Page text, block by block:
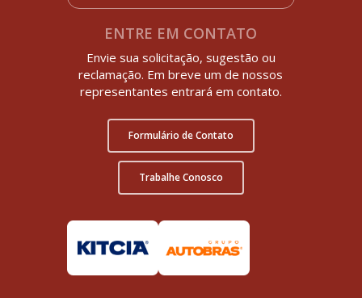
ENTRE EM CONTATO
Envie sua solicitação, sugestão ou
reclamação. Em breve um de nossos
representantes entrará em contato.
Formulário de Contato
Trabalhe Conosco